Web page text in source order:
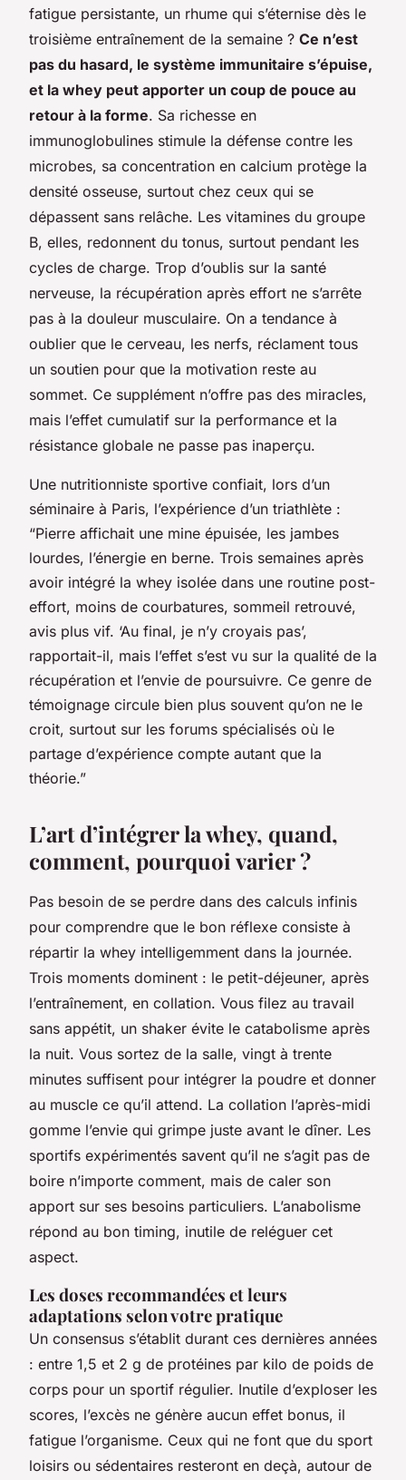
fatigue persistante, un rhume qui s’éternise dès le
troisième entraînement de la semaine ? Ce n’est
pas du hasard, le système immunitaire s’épuise,
et la whey peut apporter un coup de pouce au
retour à la forme. Sa richesse en
immunoglobulines stimule la défense contre les
microbes, sa concentration en calcium protège la
densité osseuse, surtout chez ceux qui se
dépassent sans relâche. Les vitamines du groupe
B, elles, redonnent du tonus, surtout pendant les
cycles de charge. Trop d’oublis sur la santé
nerveuse, la récupération après effort ne s’arrête
pas à la douleur musculaire. On a tendance à
oublier que le cerveau, les nerfs, réclament tous
un soutien pour que la motivation reste au
sommet. Ce supplément n’offre pas des miracles,
mais l’effet cumulatif sur la performance et la
résistance globale ne passe pas inaperçu.
Une nutritionniste sportive confiait, lors d’un
séminaire à Paris, l’expérience d’un triathlète :
“Pierre affichait une mine épuisée, les jambes
lourdes, l’énergie en berne. Trois semaines après
avoir intégré la whey isolée dans une routine post-
effort, moins de courbatures, sommeil retrouvé,
avis plus vif. ‘Au final, je n’y croyais pas’,
rapportait-il, mais l’effet s’est vu sur la qualité de la
récupération et l’envie de poursuivre. Ce genre de
témoignage circule bien plus souvent qu’on ne le
croit, surtout sur les forums spécialisés où le
partage d’expérience compte autant que la
théorie.”
L’art d’intégrer la whey, quand,
comment, pourquoi varier ?
Pas besoin de se perdre dans des calculs infinis
pour comprendre que le bon réflexe consiste à
répartir la whey intelligemment dans la journée.
Trois moments dominent : le petit-déjeuner, après
l’entraînement, en collation. Vous filez au travail
sans appétit, un shaker évite le catabolisme après
la nuit. Vous sortez de la salle, vingt à trente
minutes suffisent pour intégrer la poudre et donner
au muscle ce qu’il attend. La collation l’après-midi
gomme l’envie qui grimpe juste avant le dîner. Les
sportifs expérimentés savent qu’il ne s’agit pas de
boire n’importe comment, mais de caler son
apport sur ses besoins particuliers. L’anabolisme
répond au bon timing, inutile de reléguer cet
aspect.
Les doses recommandées et leurs
adaptations selon votre pratique
Un consensus s’établit durant ces dernières années
: entre 1,5 et 2 g de protéines par kilo de poids de
corps pour un sportif régulier. Inutile d’exploser les
scores, l’excès ne génère aucun effet bonus, il
fatigue l’organisme. Ceux qui ne font que du sport
loisirs ou sédentaires resteront en deçà, autour de